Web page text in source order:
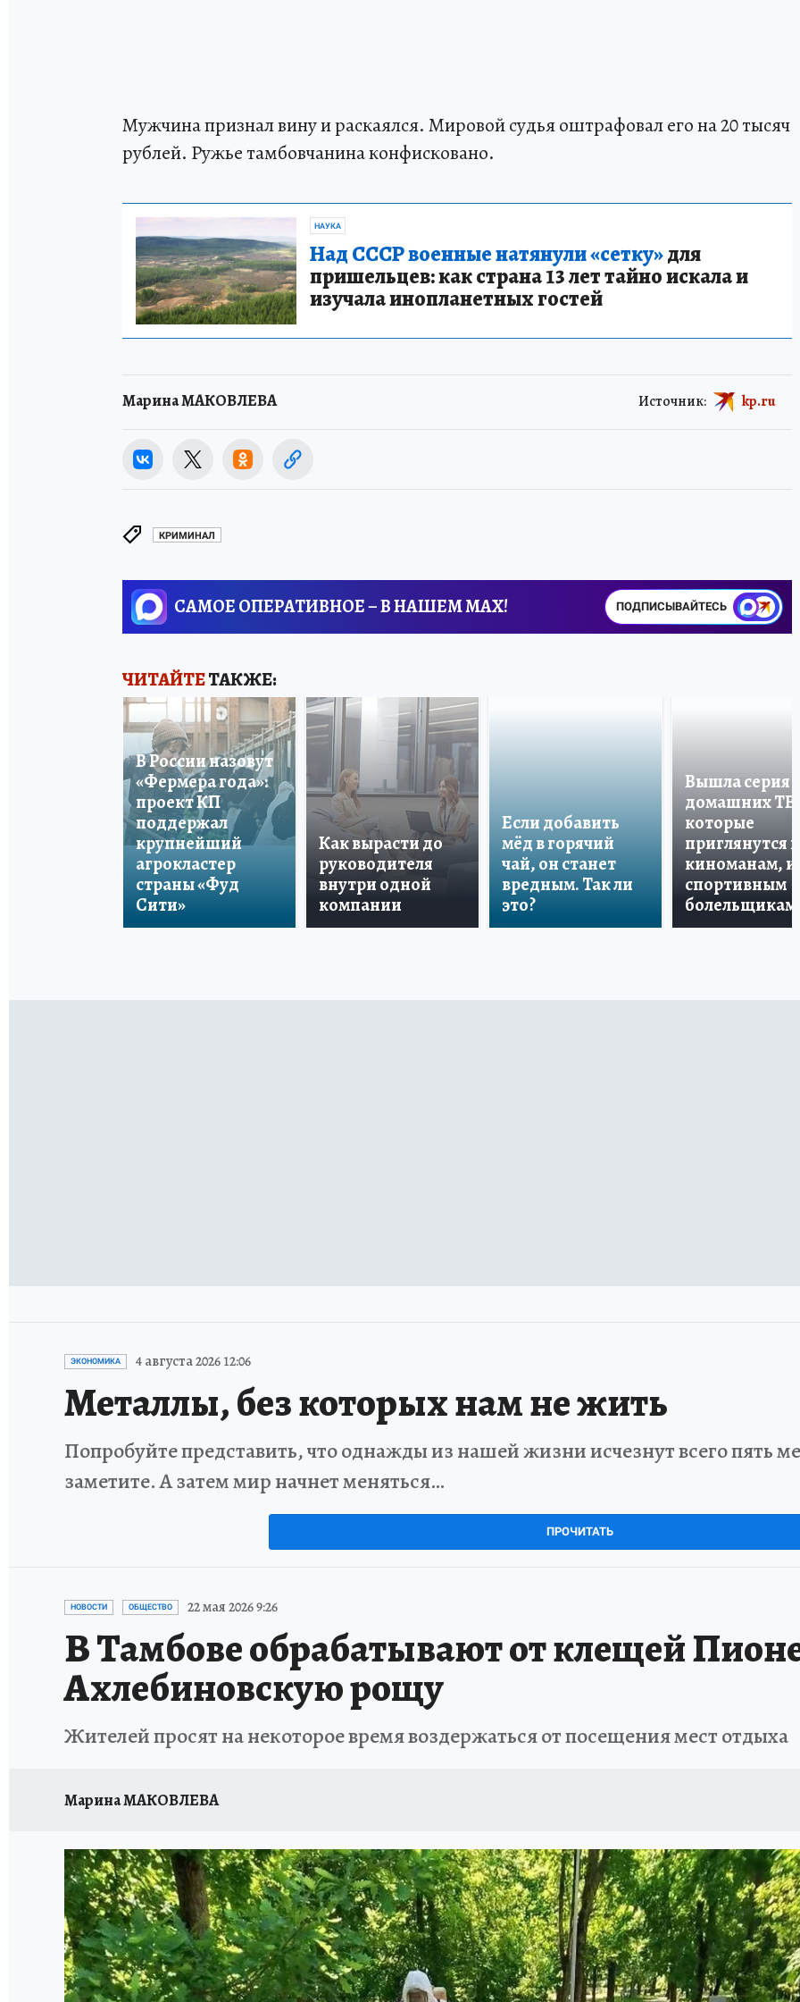
Мужчина признал вину и раскаялся. Мировой судья оштрафовал его на 20 тысяч
рублей. Ружье тамбовчанина конфисковано.
НАУКА
Над СССР военные натянули «сетку»для
пришельцев: как страна 13 лет тайно искала и
изучала инопланетных гостей
Марина МАКОВЛЕВА Источник: kp.ru
КРИМИНАЛ
САМОЕ ОПЕРАТИВНОЕ – В НАШЕМ MAX! ПОДПИСЫВАЙТЕСЬ
ЧИТАЙТЕТАКЖЕ:
В России назовут
«Фермера года»:
проект КП
поддержал
крупнейший
агрокластер
страны «Фуд
Сити»
Как вырасти до
руководителя
внутри одной
компании
Если добавить
мёд в горячий
чай, он станет
вредным. Так ли
это?
Вышла серия
домашних ТВ,
которые
приглянутся и
киноманам, и
спортивным
болельщикам
ЭКОНОМИКА 4 августа 2026 12:06
Металлы, без которых нам не жить
Попробуйте представить, что однажды из нашей жизни исчезнут всего пять
заметите. А затем мир начнет меняться…
ПРОЧИТАТЬ
НОВОСТИ ОБЩЕСТВО 22 мая 2026 9:26
В Тамбове обрабатывают от клещей
Ахлебиновскую рощу
Жителей просят на некоторое время воздержаться от посещения мест отдыха
Марина МАКОВЛЕВА